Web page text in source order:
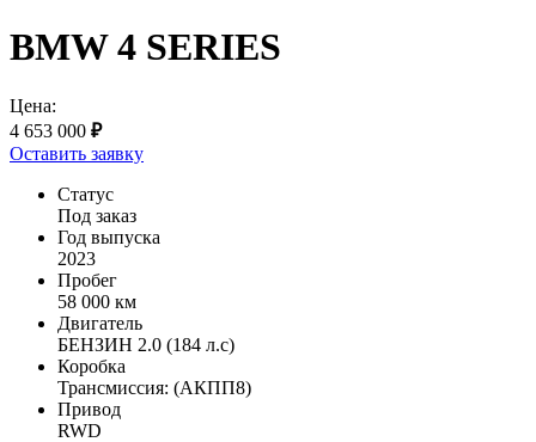
BMW 4 SERIES
Цена:
4 653 000 ₽
Оставить заявку
Статус
Под заказ
Год выпуска
2023
Пробег
58 000 км
Двигатель
БЕНЗИН 2.0 (184 л.с)
Коробка
Трансмиссия: (АКПП8)
Привод
RWD